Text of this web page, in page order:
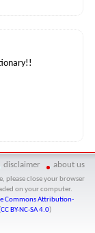
disclaimer about us
please close your browser
on your computer.
Commons Attribution-
CC BY-NC-SA 4.0)